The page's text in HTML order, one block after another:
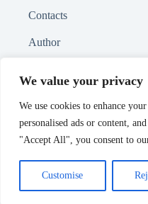
We value your privacy
We use cookies to enhance
personalised ads or content,
"Accept All", you consent to
Customise
Contacts
Author